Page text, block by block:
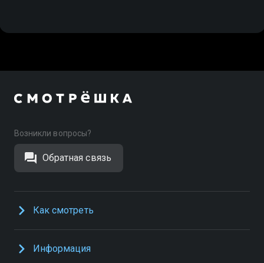
Возникли вопросы?
Обратная связь
Как смотреть
Информация